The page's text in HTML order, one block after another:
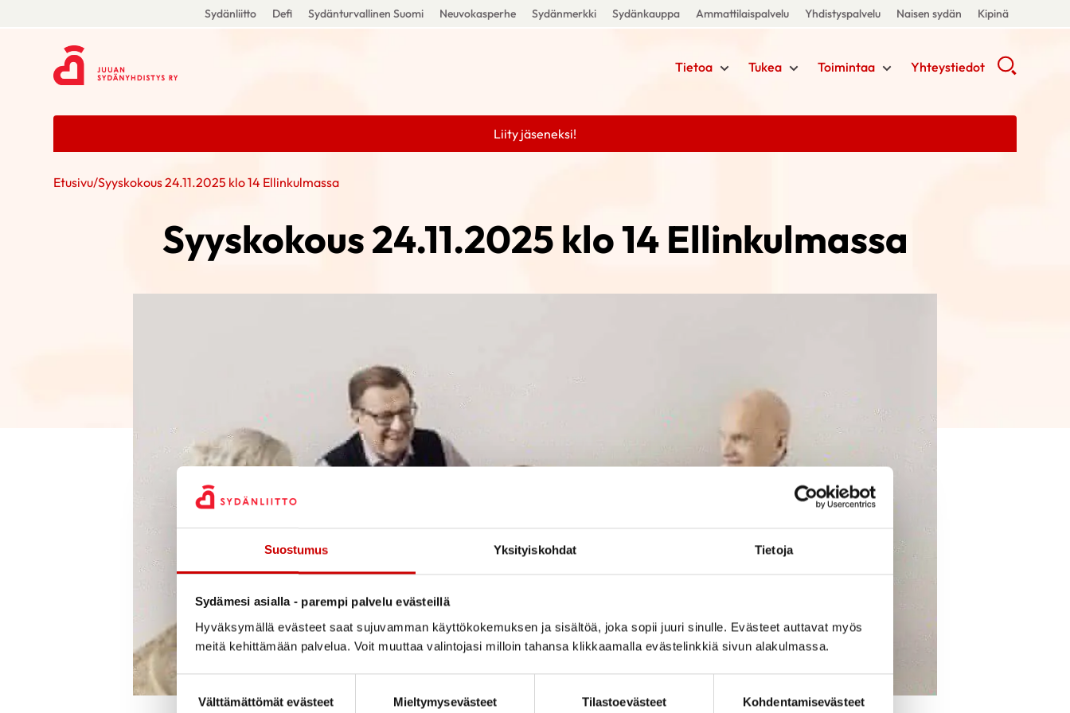
Suostumus Yksityiskohdat Tietoja
Sydämesi asialla - parempi palvelu evästeillä
Hyväksymällä evästeet saat sujuvamman käyttökokemuksen ja sisältöä, joka sopii juuri sinulle. Evästeet auttavat myös
meitä kehittämään palvelua. Voit muuttaa valintojasi milloin tahansa klikkaamalla evästelinkkiä sivun alakulmassa.
Välttämättömät evästeet
Mieltymysevästeet Tilastoevästeet Kohdentamisevästeet
Sydänliitto Defi Sydänturvallinen Suomi Neuvokasperhe Sydänmerkki Sydänkauppa Ammattilaispalvelu Yhdistyspalvelu Naisen sydän Kipinä
Tietoa Tukea Toimintaa Yhteystiedot
Liity jäseneksi!
Etusivu/Syyskokous 24.11.2025 klo 14 Ellinkulmassa
Syyskokous 24.11.2025 klo 14 Ellinkulmassa